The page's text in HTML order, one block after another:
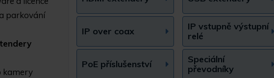
parkování
kamery
IP over coax
IP vstupně výstupní
relé
PoE příslušenství
Speciální
převodníky